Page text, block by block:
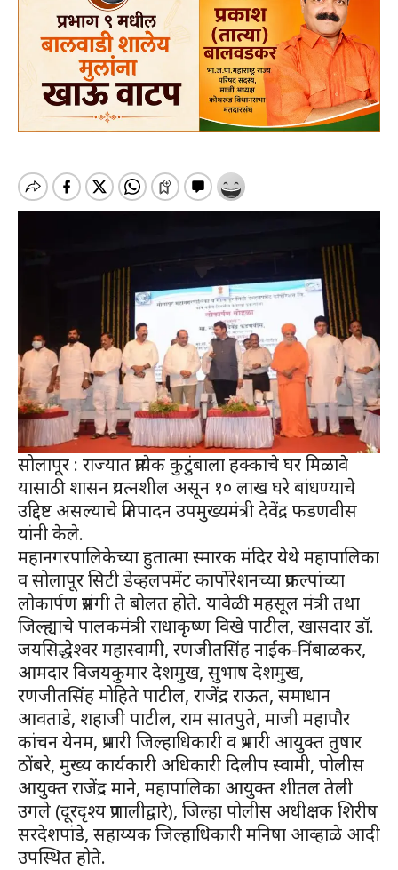
सोलापूर : राज्यात प्रत्येक कुटुंबाला हक्काचे घर मिळावे
यासाठी शासन प्रयत्नशील असून १० लाख घरे बांधण्याचे
उद्दिष्ट असल्याचे प्रतिपादन उपमुख्यमंत्री देवेंद्र फडणवीस
यांनी केले.
महानगरपालिकेच्या हुतात्मा स्मारक मंदिर येथे महापालिका
व सोलापूर सिटी डेव्हलपमेंट कार्पोरेशनच्या प्रकल्पांच्या
लोकार्पण प्रसंगी ते बोलत होते. यावेळी महसूल मंत्री तथा
जिल्ह्याचे पालकमंत्री राधाकृष्ण विखे पाटील, खासदार डॉ.
जयसिद्धेश्वर महास्वामी, रणजीतसिंह नाईक-निंबाळकर,
आमदार विजयकुमार देशमुख, सुभाष देशमुख,
रणजीतसिंह मोहिते पाटील, राजेंद्र राऊत, समाधान
आवताडे, शहाजी पाटील, राम सातपुते, माजी महापौर
कांचन येनम, प्रभारी जिल्हाधिकारी व प्रभारी आयुक्त तुषार
ठोंबरे, मुख्य कार्यकारी अधिकारी दिलीप स्वामी, पोलीस
आयुक्त राजेंद्र माने, महापालिका आयुक्त शीतल तेली
उगले (दूरदृश्य प्रणालीद्वारे), जिल्हा पोलीस अधीक्षक शिरीष
सरदेशपांडे, सहाय्यक जिल्हाधिकारी मनिषा आव्हाळे आदी
उपस्थित होते.